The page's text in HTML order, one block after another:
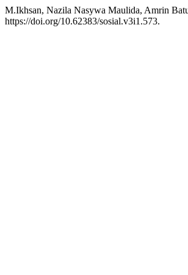
M.Ikhsan, Nazila Nasywa Maulida, Amrin
https://doi.org/10.62383/sosial.v3i1.573.